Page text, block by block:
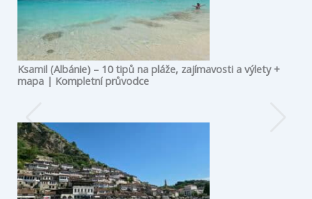
Ksamil (Albánie) – 10 tipů na pláže, zajímavosti a výlety +
mapa | Kompletní průvodce